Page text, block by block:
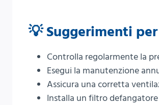
💡 Suggerimenti
Controlla regolarmente la
Esegui la manutenzione
Assicura una corretta
Installa un filtro